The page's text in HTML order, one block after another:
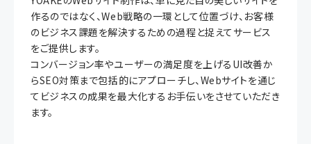
作るのではなく、Web戦略の一環として位置づけ、お客様
のビジネス課題を解決するための過程と捉えてサービス
をご提供します。
コンバージョン率やユーザーの満足度を上げるUI改善か
らSEO対策まで包括的にアプローチし、Webサイトを通じ
てビジネスの成果を最大化するお手伝いをさせていただき
ます。